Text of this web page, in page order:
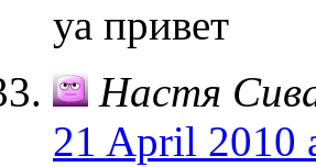
уа привет
Настя
21 April 2010